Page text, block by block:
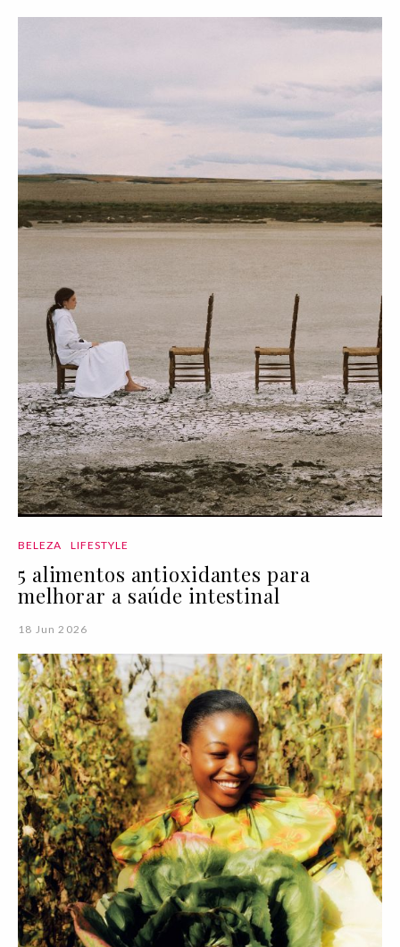
BELEZA LIFESTYLE
5 alimentos antioxidantes para
melhorar a saúde intestinal
18 Jun 2026